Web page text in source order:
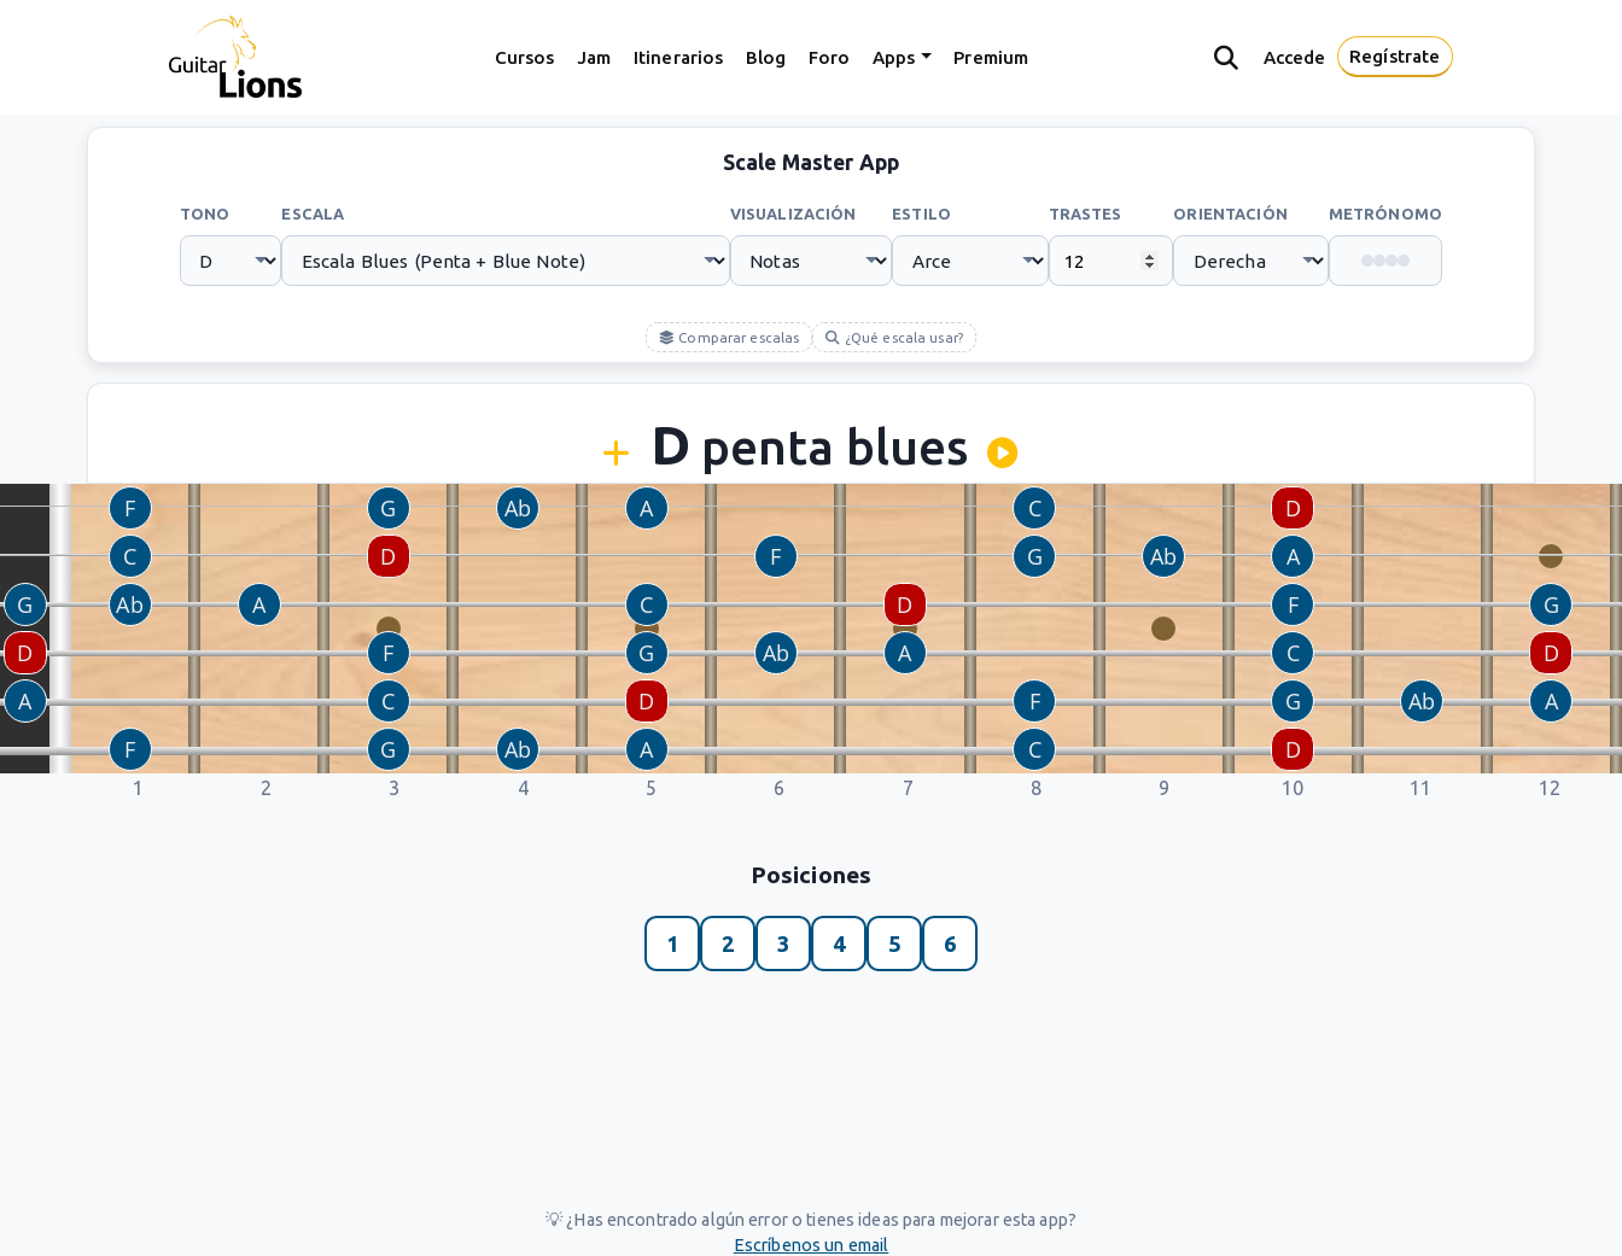
Cursos Jam Itinerarios Blog Foro Apps Premium Accede Regístrate
Scale Master App
TONO ESCALA VISUALIZACIÓN ESTILO TRASTES ORIENTACIÓN METRÓNOMO
Comparar escalas ¿Qué escala usar?
D penta blues
1 2 3 4 5 6 7 8 9 10 11 12
Posiciones
1 2 3 4 5 6
💡 ¿Has encontrado algún error o tienes ideas para mejorar esta app?
Escríbenos un email